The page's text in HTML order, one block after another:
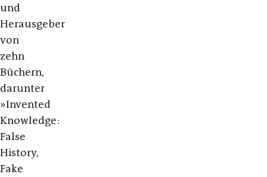
und
Herausgeber
von
zehn
Büchern,
darunter
»Invented
Knowledge:
False
History,
Fake